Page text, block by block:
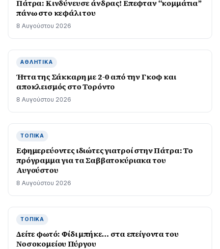
Πάτρα: Κινδύνευσε άνδρας! Επεφταν “κομμάτια”
πάνω στο κεφάλι του
8 Αυγούστου 2026
ΑΘΛΗΤΙΚΆ
Ήττα της Σάκκαρη με 2-0 από την Γκοφ και
αποκλεισμός στο Τορόντο
8 Αυγούστου 2026
ΤΟΠΙΚΆ
Εφημερεύοντες ιδιώτες γιατροί στην Πάτρα: Το
πρόγραμμα για τα Σαββατοκύριακα του
Αυγούστου
8 Αυγούστου 2026
ΤΟΠΙΚΆ
Δείτε φωτό: Φίδι μπήκε… στα επείγοντα του
Νοσοκομείου Πύργου